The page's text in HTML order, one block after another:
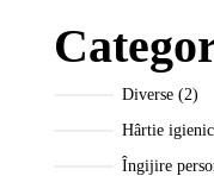
Diverse
2
Hârtie
Îngijire